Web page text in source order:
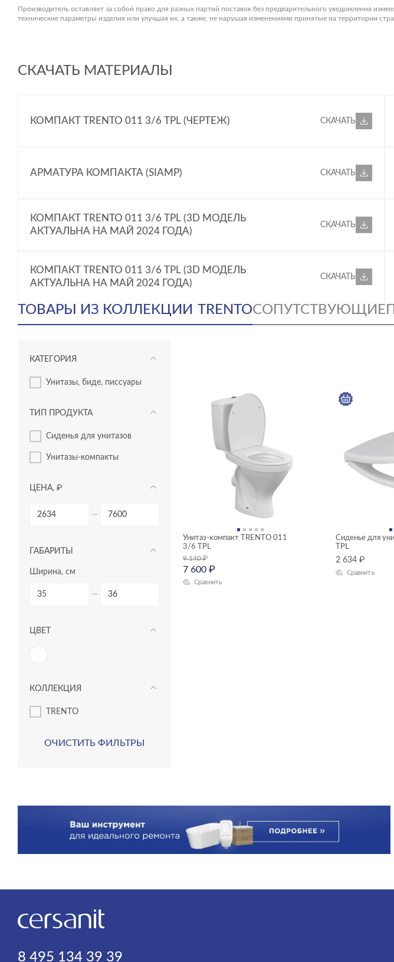
Производитель оставляет за собой право для разных партий поставок без предварительного уведомления
технические параметры изделия или улучшая их, а также, не нарушая изменениями принятые на территории
СКАЧАТЬ МАТЕРИАЛЫ
КОМПАКТ TRENTO 011 3/6 TPL (ЧЕРТЕЖ) СКАЧАТЬ
АРМАТУРА КОМПАКТА (SIAMP) СКАЧАТЬ
КОМПАКТ TRENTO 011 3/6 TPL (3D МОДЕЛЬ
АКТУАЛЬНА НА МАЙ 2024 ГОДА)
СКАЧАТЬ
КОМПАКТ TRENTO 011 3/6 TPL (3D МОДЕЛЬ
АКТУАЛЬНА НА МАЙ 2024 ГОДА)
СКАЧАТЬ
ТОВАРЫ ИЗ КОЛЛЕКЦИИ TRENTOСОПУТСТВУЮЩИЕ
КАТЕГОРИЯ
унитазы, биде, писсуары
ТИП ПРОДУКТА
сиденья для унитазов
унитазы-компакты
ЦЕНА, ₽
—
ГАБАРИТЫ
Ширина, см
—
ЦВЕТ
КОЛЛЕКЦИЯ
TRENTO
ОЧИСТИТЬ ФИЛЬТРЫ
Унитаз-компакт TRENTO 011
3/6 TPL
9 140₽
7 600 ₽
Сравнить
Сиденье для
TPL
2 634 ₽
Сравнить
8 495 134 39 39